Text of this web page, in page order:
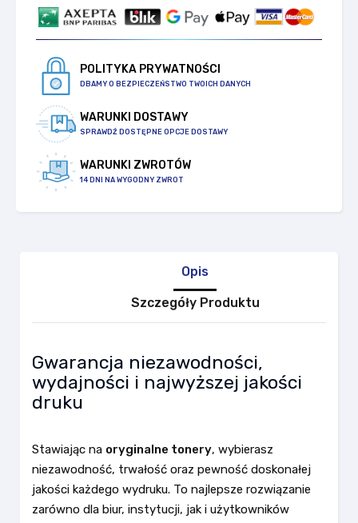
POLITYKA PRYWATNOŚCI
DBAMY O BEZPIECZEŃSTWO TWOICH DANYCH
WARUNKI DOSTAWY
SPRAWDŹ DOSTĘPNE OPCJE DOSTAWY
WARUNKI ZWROTÓW
14 DNI NA WYGODNY ZWROT
Opis
Szczegóły Produktu
Gwarancja niezawodności,
wydajności i najwyższej jakości
druku
Stawiając na oryginalne tonery, wybierasz
niezawodność, trwałość oraz pewność doskonałej
jakości każdego wydruku. To najlepsze rozwiązanie
zarówno dla biur, instytucji, jak i użytkowników